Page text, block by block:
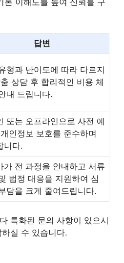
답변
형과 난이도에 따라 다르지
상담 후 합리적인 비용 체
내 드립니다.
또는 오프라인으로 사전 예
인정보 보호를 준수하며
니다.
가 전 과정을 안내하고 서류
법정 대응을 지원하여 심
담을 크게 줄여드립니다.
특화된 문의 사항이 있으시
실 수 있습니다.